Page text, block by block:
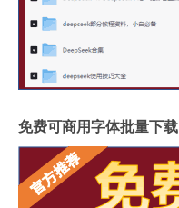
免费可商用字体批量下载